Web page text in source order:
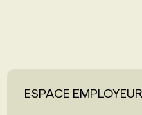
ESPACE EMPLOYEUR